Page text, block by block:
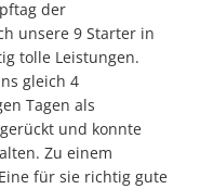
der
unsere 9 Starter in
tolle Leistungen.
gleich 4
Tagen als
und konnte
Zu einem
für sie richtig gute